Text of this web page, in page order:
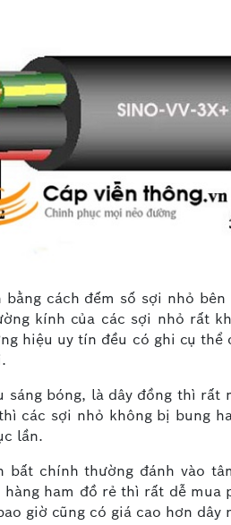
cách đếm số sợi nhỏ
kính của các sợi nhỏ rất
hiệu uy tín đều có ghi cụ
sáng bóng, là dây đồng thì rất
các sợi nhỏ không bị bung
lần.
bất chính thường đánh vào
ham đồ rẻ thì rất dễ mua
giờ cũng có giá cao hơn dây